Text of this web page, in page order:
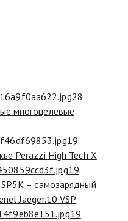
28
многоцелевые
19
Perazzi High Tech X
19
– самозарядный
Jaeger.10 VSP
19